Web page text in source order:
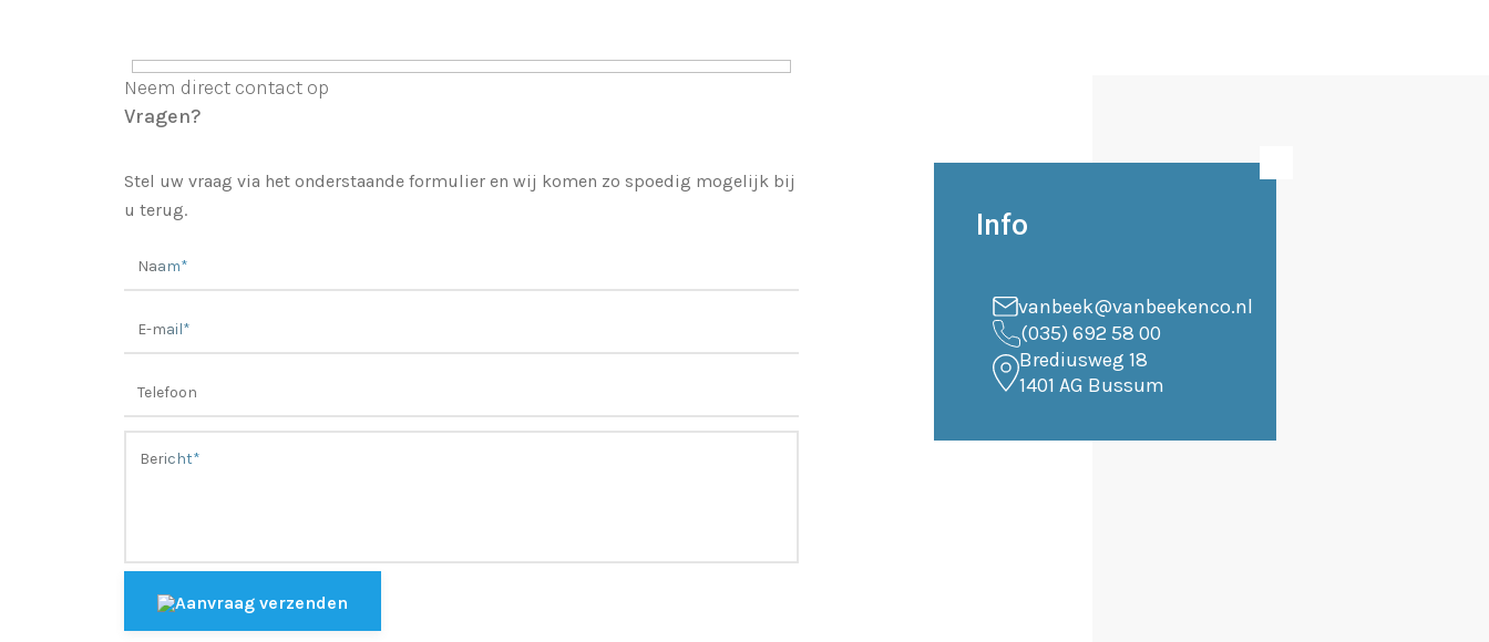
Neem direct contact op
Vragen?
Stel uw vraag via het onderstaande formulier en wij komen zo spoedig mogelijk bij
u terug.
Aanvraag verzenden
Info
vanbeek@vanbeekenco.nl
(035) 692 58 00
Brediusweg 18
1401 AG Bussum